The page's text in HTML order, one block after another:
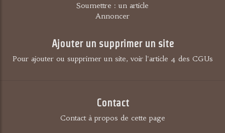
Soumettre : un article
Annoncer
Ajouter un supprimer un site
Pour ajouter ou supprimer un site, voir l'article 4 des CGUs
Contact
Contact à propos de cette page